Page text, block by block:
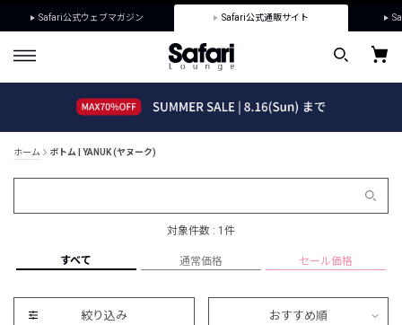
Safari公式ウェブマガジン Safari公式通販サイト
ホーム ボトム | YANUK (ヤヌーク)
対象件数 : 1件
すべて 通常価格 セール価格
絞り込み おすすめ順